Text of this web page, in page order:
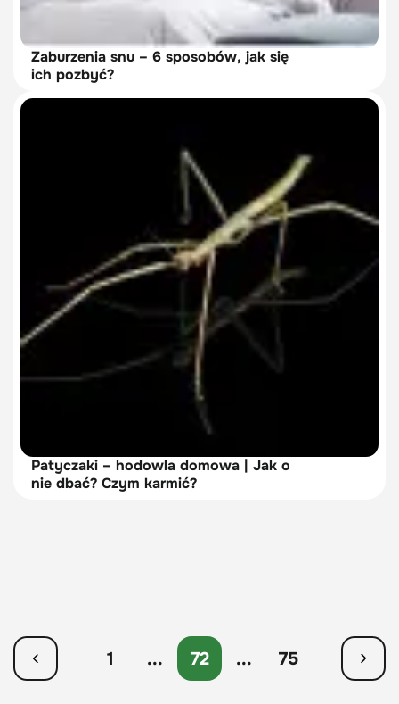
Zaburzenia snu – 6 sposobów, jak się
ich pozbyć?
Patyczaki – hodowla domowa | Jak o
nie dbać? Czym karmić?
1 ... 72 ... 75